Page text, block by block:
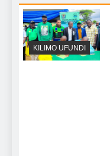
KILIMO UFUNDI